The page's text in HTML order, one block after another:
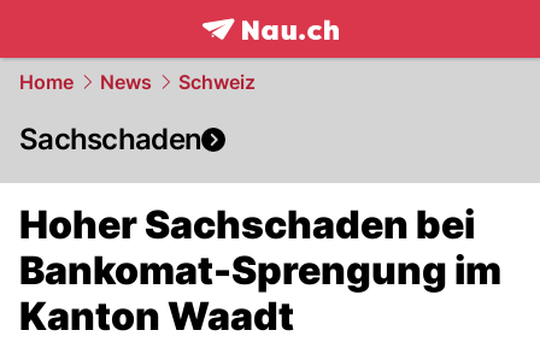
frontpage.NAU.ch
Home News Schweiz
Sachschaden
Hoher Sachschaden bei
Bankomat-Sprengung im
Kanton Waadt